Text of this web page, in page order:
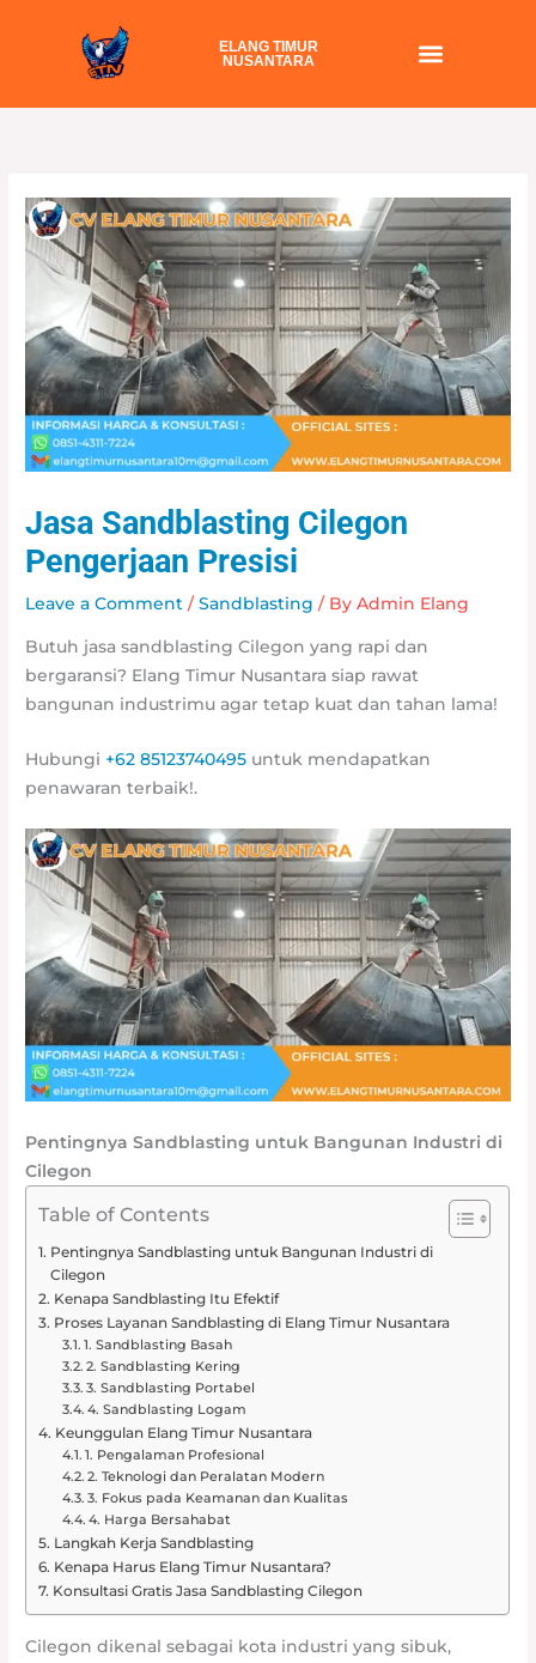
ELANG TIMUR
NUSANTARA
Jasa Sandblasting Cilegon
Pengerjaan Presisi
Leave a Comment /Sandblasting / ByAdmin Elang
Butuh jasa sandblasting Cilegon yang rapi dan
bergaransi? Elang Timur Nusantara siap rawat
bangunan industrimu agar tetap kuat dan tahan lama!
Hubungi +62 85123740495 untuk mendapatkan
penawaran terbaik!.
Pentingnya Sandblasting untuk Bangunan Industri di
Cilegon
Table of Contents
Pentingnya Sandblasting untuk Bangunan Industri di
Cilegon
Kenapa Sandblasting Itu Efektif
Proses Layanan Sandblasting di Elang Timur Nusantara
1. Sandblasting Basah
2. Sandblasting Kering
3. Sandblasting Portabel
4. Sandblasting Logam
Keunggulan Elang Timur Nusantara
1. Pengalaman Profesional
2. Teknologi dan Peralatan Modern
3. Fokus pada Keamanan dan Kualitas
4. Harga Bersahabat
Langkah Kerja Sandblasting
Kenapa Harus Elang Timur Nusantara?
Konsultasi Gratis Jasa Sandblasting Cilegon
Cilegon dikenal sebagai kota industri yang sibuk,